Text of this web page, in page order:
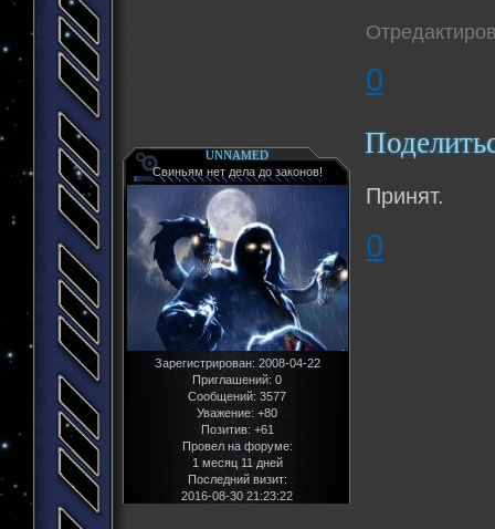
0
UNNAMED
Свиньям нет дела до законов!
Зарегистрирован: 2008-04-22
Приглашений: 0
Сообщений: 3577
Уважение: +80
Позитив: +61
Провел на форуме:
1 месяц 11 дней
Последний визит:
2016-08-30 21:23:22
Принят.
0